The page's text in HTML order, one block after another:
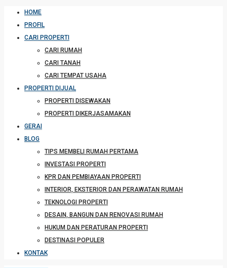
HOME
PROFIL
CARI PROPERTI
CARI RUMAH
CARI TANAH
CARI TEMPAT USAHA
PROPERTI DIJUAL
PROPERTI DISEWAKAN
PROPERTI DIKERJASAMAKAN
GERAI
BLOG
TIPS MEMBELI RUMAH PERTAMA
INVESTASI PROPERTI
KPR DAN PEMBIAYAAN PROPERTI
INTERIOR, EKSTERIOR DAN PERAWATAN RUMAH
TEKNOLOGI PROPERTI
DESAIN, BANGUN DAN RENOVASI RUMAH
HUKUM DAN PERATURAN PROPERTI
DESTINASI POPULER
KONTAK